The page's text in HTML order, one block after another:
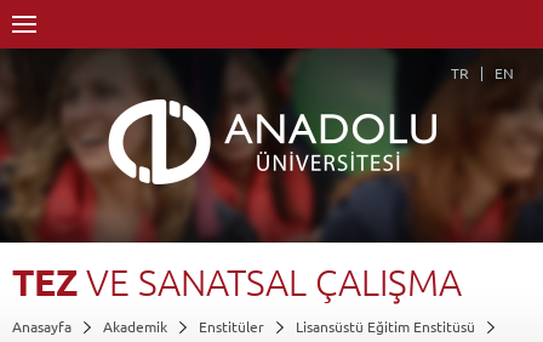
TR EN
TEZVE SANATSAL ÇALIŞMA
Anasayfa Akademik Enstitüler
Lisansüstü Eğitim Enstitüsü